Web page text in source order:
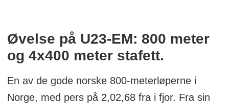
Øvelse på U23-EM: 800 meter
og 4x400 meter stafett.
En av de gode norske 800-meterløperne i
Norge, med pers på 2,02,68 fra i fjor. Fra sin